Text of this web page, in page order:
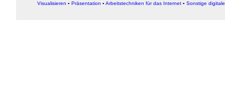
Visualisieren ▪ Präsentation ▪ Arbeitstechniken für das Internet ▪ Sonstige